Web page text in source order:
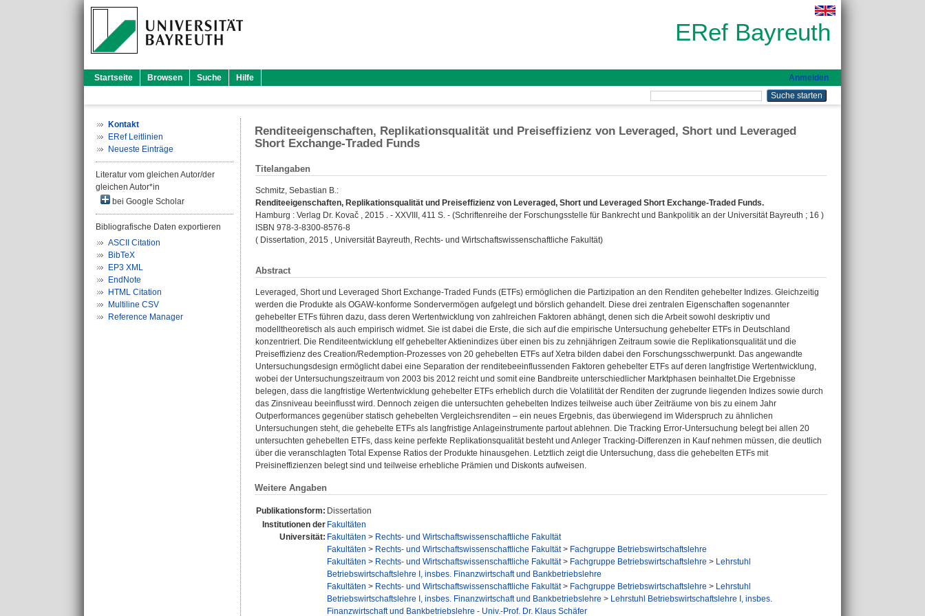
ERef Bayreuth
Startseite Browsen Suche Hilfe Anmelden
Kontakt
ERef Leitlinien
Neueste Einträge
Literatur vom gleichen Autor/der
gleichen Autor*in
bei Google Scholar
Bibliografische Daten exportieren
ASCII Citation
BibTeX
EP3 XML
EndNote
HTML Citation
Multiline CSV
Reference Manager
Renditeeigenschaften, Replikationsqualität und Preiseffizienz von Leveraged, Short und Leveraged
Short Exchange-Traded Funds
Titelangaben
Schmitz, Sebastian B.:
Renditeeigenschaften, Replikationsqualität und Preiseffizienz von Leveraged, Short und Leveraged Short Exchange-Traded Funds.
Hamburg : Verlag Dr. Kovač , 2015 . - XXVIII, 411 S. - (Schriftenreihe der Forschungsstelle für Bankrecht und Bankpolitik an der Universität Bayreuth ; 16 )
ISBN 978-3-8300-8576-8
( Dissertation, 2015 , Universität Bayreuth, Rechts- und Wirtschaftswissenschaftliche Fakultät)
Abstract
Leveraged, Short und Leveraged Short Exchange-Traded Funds (ETFs) ermöglichen die Partizipation an den Renditen gehebelter Indizes. Gleichzeitig
werden die Produkte als OGAW-konforme Sondervermögen aufgelegt und börslich gehandelt. Diese drei zentralen Eigenschaften sogenannter
gehebelter ETFs führen dazu, dass deren Wertentwicklung von zahlreichen Faktoren abhängt, denen sich die Arbeit sowohl deskriptiv und
modelltheoretisch als auch empirisch widmet. Sie ist dabei die Erste, die sich auf die empirische Untersuchung gehebelter ETFs in Deutschland
konzentriert. Die Renditeentwicklung elf gehebelter Aktienindizes über einen bis zu zehnjährigen Zeitraum sowie die Replikationsqualität und die
Preiseffizienz des Creation/Redemption-Prozesses von 20 gehebelten ETFs auf Xetra bilden dabei den Forschungsschwerpunkt. Das angewandte
Untersuchungsdesign ermöglicht dabei eine Separation der renditebeeinflussenden Faktoren gehebelter ETFs auf deren langfristige Wertentwicklung,
wobei der Untersuchungszeitraum von 2003 bis 2012 reicht und somit eine Bandbreite unterschiedlicher Marktphasen beinhaltet.Die Ergebnisse
belegen, dass die langfristige Wertentwicklung gehebelter ETFs erheblich durch die Volatilität der Renditen der zugrunde liegenden Indizes sowie durch
das Zinsniveau beeinflusst wird. Dennoch zeigen die untersuchten gehebelten Indizes teilweise auch über Zeiträume von bis zu einem Jahr
Outperformances gegenüber statisch gehebelten Vergleichsrenditen – ein neues Ergebnis, das überwiegend im Widerspruch zu ähnlichen
Untersuchungen steht, die gehebelte ETFs als langfristige Anlageinstrumente partout ablehnen. Die Tracking Error-Untersuchung belegt bei allen 20
untersuchten gehebelten ETFs, dass keine perfekte Replikationsqualität besteht und Anleger Tracking-Differenzen in Kauf nehmen müssen, die deutlich
über die veranschlagten Total Expense Ratios der Produkte hinausgehen. Letztlich zeigt die Untersuchung, dass die gehebelten ETFs mit
Preisineffizienzen belegt sind und teilweise erhebliche Prämien und Diskonts aufweisen.
Weitere Angaben
Publikationsform: Dissertation
Institutionen der
Universität:
Fakultäten
Fakultäten > Rechts- und Wirtschaftswissenschaftliche Fakultät
Fakultäten > Rechts- und Wirtschaftswissenschaftliche Fakultät> Fachgruppe Betriebswirtschaftslehre
Fakultäten > Rechts- und Wirtschaftswissenschaftliche Fakultät> Fachgruppe Betriebswirtschaftslehre > Lehrstuhl
Betriebswirtschaftslehre I, insbes. Finanzwirtschaft und Bankbetriebslehre
Fakultäten > Rechts- und Wirtschaftswissenschaftliche Fakultät> Fachgruppe Betriebswirtschaftslehre > Lehrstuhl
Betriebswirtschaftslehre I, insbes. Finanzwirtschaft und Bankbetriebslehre > Lehrstuhl Betriebswirtschaftslehre I, insbes.
Finanzwirtschaft und Bankbetriebslehre - Univ.-Prof. Dr. Klaus Schäfer